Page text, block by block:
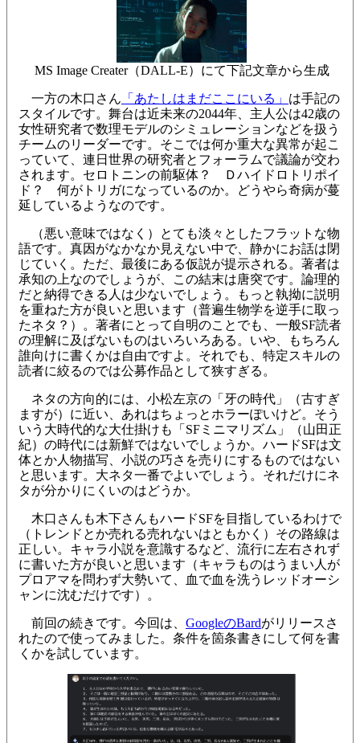
MS Image Creater（DALL-E）にて下記文章から生成
一方の木口さん 「あたしはまだここにいる」 は手記の
スタイルです。舞台は近未来の2044年、主人公は42歳の
女性研究者で数理モデルのシミュレーションなどを扱う
チームのリーダーです。そこでは何か重大な異常が起こ
っていて、連日世界の研究者とフォーラムで議論が交わ
されます。セロトニンの前駆体？ Ｄハイドロトリポイ
ド？ 何がトリガになっているのか。どうやら奇病が蔓
延しているようなのです。
（悪い意味ではなく）とても淡々としたフラットな物
語です。真因がなかなか見えない中で、静かにお話は閉
じていく。ただ、最後にある仮説が提示される。著者は
承知の上なのでしょうが、この結末は唐突です。論理的
だと納得できる人は少ないでしょう。もっと執拗に説明
を重ねた方が良いと思います（普遍生物学を逆手に取っ
たネタ？）。著者にとって自明のことでも、一般SF読者
の理解に及ばないものはいろいろある。いや、もちろん
誰向けに書くかは自由ですよ。それでも、特定スキルの
読者に絞るのでは公募作品として狭すぎる。
ネタの方向的には、小松左京の「牙の時代」（古すぎ
ますが）に近い、あれはちょっとホラーぽいけど。そう
いう大時代的な大仕掛けも「SFミニマリズム」（山田正
紀）の時代には新鮮ではないでしょうか。ハードSFは文
体とか人物描写、小説の巧さを売りにするものではない
と思います。大ネタ一番でよいでしょう。それだけにネ
タが分かりにくいのはどうか。
木口さんも木下さんもハードSFを目指しているわけで
（トレンドとか売れる売れないはともかく）その路線は
正しい。キャラ小説を意識するなど、流行に左右されず
に書いた方が良いと思います（キャラものはうまい人が
プロアマを問わず大勢いて、血で血を洗うレッドオーシ
ャンに沈むだけです）。
前回の続きです。今回は、 GoogleのBardがリリースさ
れたので使ってみました。条件を箇条書きにして何を書
くかを試しています。